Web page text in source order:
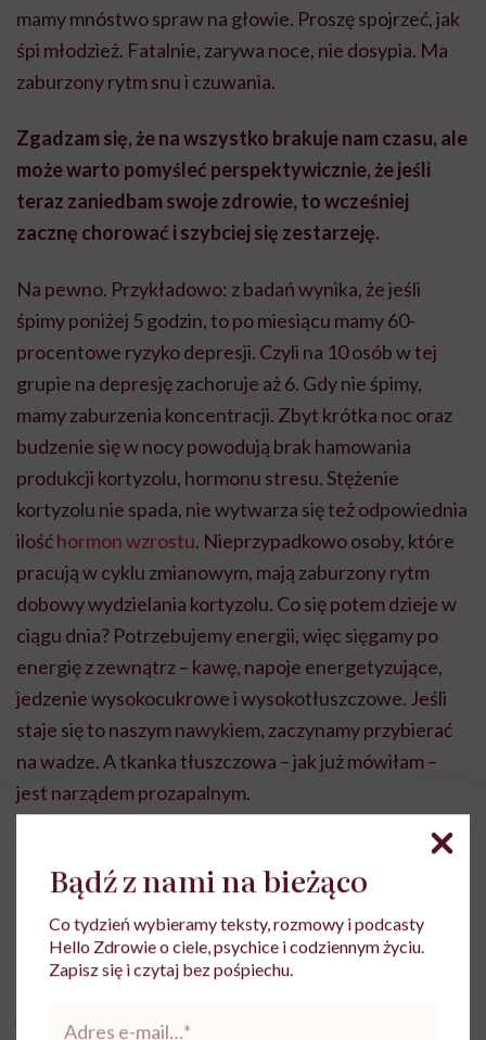
mamy mnóstwo spraw na głowie. Proszę spojrzeć, jak
śpi młodzież. Fatalnie, zarywa noce, nie dosypia. Ma
zaburzony rytm snu i czuwania.
Zgadzam się, że na wszystko brakuje nam czasu, ale
może warto pomyśleć perspektywicznie, że jeśli
teraz zaniedbam swoje zdrowie, to wcześniej
zacznę chorować i szybciej się zestarzeję.
Na pewno. Przykładowo: z badań wynika, że jeśli
śpimy poniżej 5 godzin, to po miesiącu mamy 60-
procentowe ryzyko depresji. Czyli na 10 osób w tej
grupie na depresję zachoruje aż 6. Gdy nie śpimy,
mamy zaburzenia koncentracji. Zbyt krótka noc oraz
budzenie się w nocy powodują brak hamowania
produkcji kortyzolu, hormonu stresu. Stężenie
kortyzolu nie spada, nie wytwarza się też odpowiednia
ilośćhormon wzrostu. Nieprzypadkowo osoby, które
pracują w cyklu zmianowym, mają zaburzony rytm
dobowy wydzielania kortyzolu. Co się potem dzieje w
ciągu dnia? Potrzebujemy energii, więc sięgamy po
energię z zewnątrz – kawę, napoje energetyzujące,
jedzenie wysokocukrowe i wysokotłuszczowe. Jeśli
staje się to naszym nawykiem, zaczynamy przybierać
na wadze. A tkanka tłuszczowa – jak już mówiłam –
jest narządem prozapalnym.
I koło się zamyka. To jest kwintesencja naszego
zdrowia. Żadne suplementy tego nie zastąpią.
Bądź z nami na bieżąco
Co tydzień wybieramy teksty, rozmowy i podcasty
Hello Zdrowie o ciele, psychice i codziennym życiu.
Zapisz się i czytaj bez pośpiechu.